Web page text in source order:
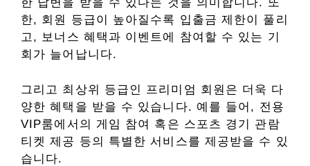
한, 회원 등급이 높아질수록 입출금 제한이 풀리
고, 보너스 혜택과 이벤트에 참여할 수 있는 기
회가 늘어납니다.
그리고 최상위 등급인 프리미엄 회원은 더욱 다
양한 혜택을 받을 수 있습니다. 예를 들어, 전용
VIP룸에서의 게임 참여 혹은 스포츠 경기 관람
티켓 제공 등의 특별한 서비스를 제공받을 수 있
습니다.